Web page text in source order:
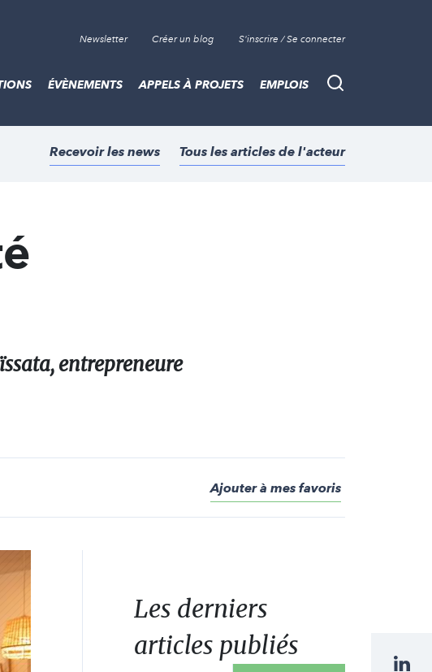
Newsletter Créer un blog S'inscrire / Se connecter
Recherche
ÉVÈNEMENTS APPELS À PROJETS EMPLOIS
Recevoir les news Tous les articles de l'acteur
entrepreneure
Ajouter à mes favoris
Les derniers
articles publiés